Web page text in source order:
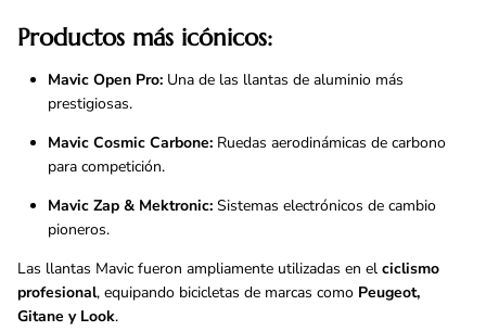
Productos más icónicos:
Mavic Open Pro: Una de las llantas de aluminio más
prestigiosas.
Mavic Cosmic Carbone: Ruedas aerodinámicas de carbono
para competición.
Mavic Zap & Mektronic: Sistemas electrónicos de cambio
pioneros.
Las llantas Mavic fueron ampliamente utilizadas en el ciclismo
profesional, equipando bicicletas de marcas como Peugeot,
Gitane y Look.